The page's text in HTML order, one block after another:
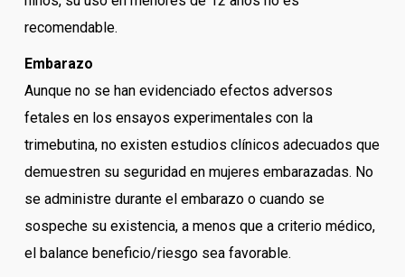
recomendable.
Embarazo
Aunque no se han evidenciado efectos adversos
fetales en los ensayos experimentales con la
trimebutina, no existen estudios clínicos adecuados que
demuestren su seguridad en mujeres embarazadas. No
se administre durante el embarazo o cuando se
sospeche su existencia, a menos que a criterio médico,
el balance beneficio/riesgo sea favorable.